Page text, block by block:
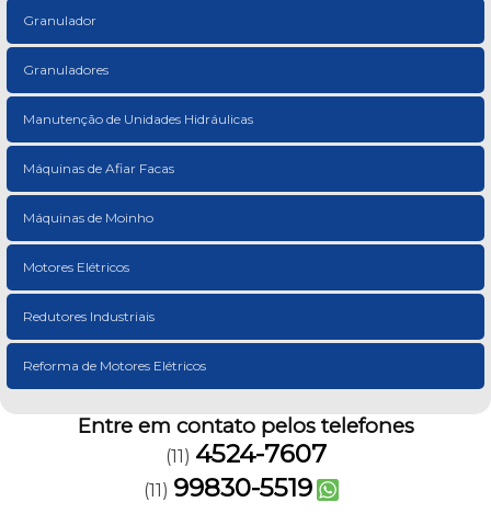
Granulador
Granuladores
Manutenção de Unidades Hidráulicas
Máquinas de Afiar Facas
Máquinas de Moinho
Motores Elétricos
Redutores Industriais
Reforma de Motores Elétricos
Entre em contato pelos telefones
(11) 4524-7607
(11) 99830-5519